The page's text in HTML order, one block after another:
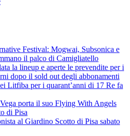
Festival: Mogwai, Subsonica e
il palco di Camigliatello
la lineup e aperte le prevendite per i
dopo il sold out degli abbonamenti
Litfiba per i quarant’anni di 17 Re fa
porta il suo Flying With Angels
di Pisa
al Giardino Scotto di Pisa sabato